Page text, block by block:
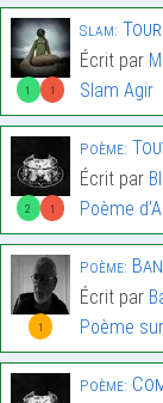
1 1
Slam:
Écrit par
Slam Agir
2 1
Poème:
Écrit par
Poème
1
Poème:
Écrit par
Poème
Poème: